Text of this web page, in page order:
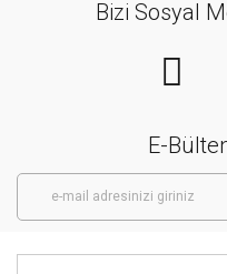
Bizi Sosyal
E-